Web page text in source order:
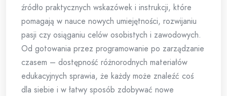
źródło praktycznych wskazówek i instrukcji, które
pomagają w nauce nowych umiejętności, rozwijaniu
pasji czy osiąganiu celów osobistych i zawodowych.
Od gotowania przez programowanie po zarządzanie
czasem – dostępność różnorodnych materiałów
edukacyjnych sprawia, że każdy może znaleźć coś
dla siebie i w łatwy sposób zdobywać nowe